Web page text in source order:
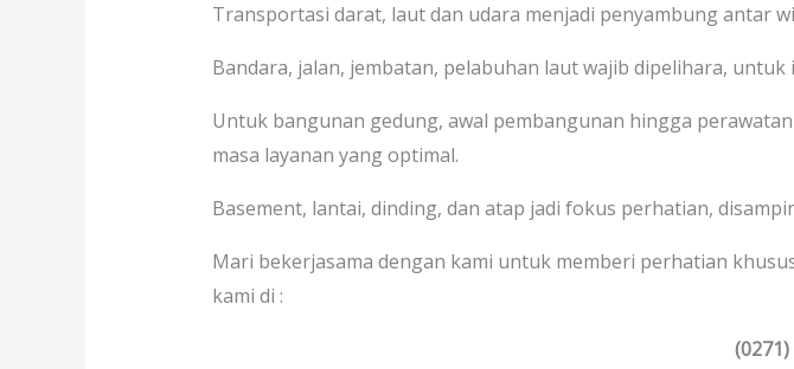
Transportasi darat, laut dan udara menjadi penyambung antar
Bandara, jalan, jembatan, pelabuhan laut wajib dipelihara,
Untuk bangunan gedung, awal pembangunan hingga
masa layanan yang optimal.
Basement, lantai, dinding, dan atap jadi fokus perhatian,
Mari bekerjasama dengan kami untuk memberi perhatian
kami di :